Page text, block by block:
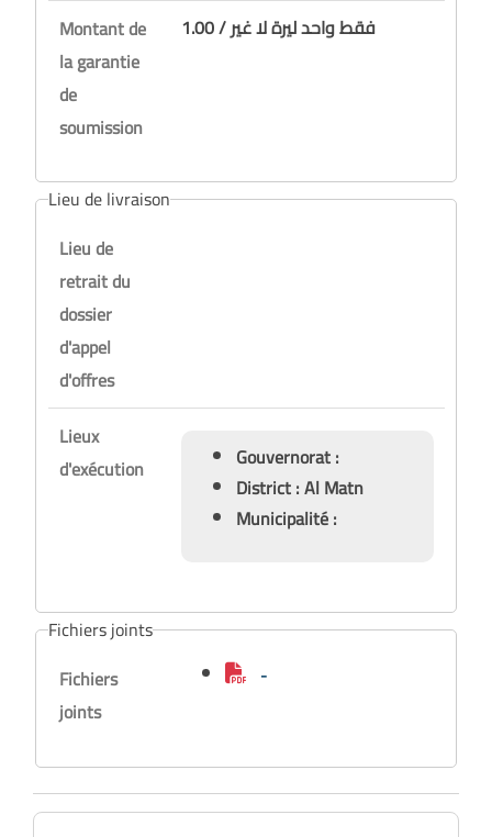
Montant de
la garantie
de
soumission
1.00 / فقط واحد ليرة لا غير
Lieu de livraison
Lieu de
retrait du
dossier
d'appel
d'offres
Lieux
d'exécution
Gouvernorat :
District : Al Matn
Municipalité :
Fichiers joints
Fichiers
joints
-